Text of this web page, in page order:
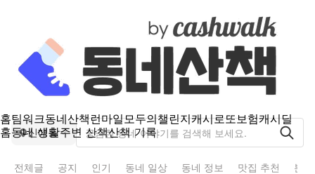
홈팀워크동네산책런마일모두의챌린지캐시로또보험캐시딜
홈동네 생활주변 산책산책 기록
신매동
전체글 공지 인기 동네 일상 동네 정보 맛집 추천 분